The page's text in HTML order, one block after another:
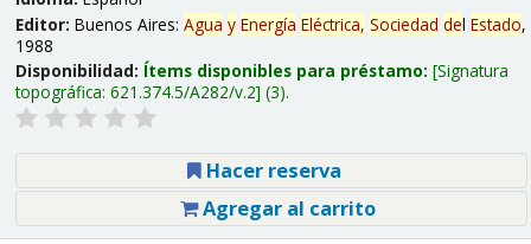
Editor: Buenos Aires: Agua y Energía Eléctrica, Sociedad del Estado,
1988
Disponibilidad: Ítems disponibles para préstamo: Signatura
topográfica: 621.374.5/A282/v.2 (3).
Hacer reserva
Agregar al carrito